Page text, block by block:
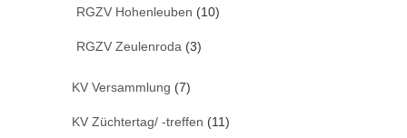
RGZV Hohenleuben (10)
RGZV Zeulenroda (3)
KV Versammlung (7)
KV Züchtertag/ -treffen (11)